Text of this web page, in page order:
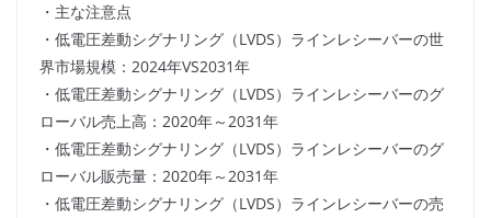
・主な注意点
・低電圧差動シグナリング（LVDS）ラインレシーバーの世
界市場規模：2024年VS2031年
・低電圧差動シグナリング（LVDS）ラインレシーバーのグ
ローバル売上高：2020年～2031年
・低電圧差動シグナリング（LVDS）ラインレシーバーのグ
ローバル販売量：2020年～2031年
・低電圧差動シグナリング（LVDS）ラインレシーバーの売